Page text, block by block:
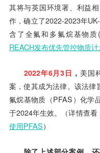
其将与英国环境署、利益
作，确立了2022-2023年
含了全氟和多氟烷基物
REACH发布优先管控物质
2022年6月3日 ， 美国
案，使其成为法律。该法律
氟烷基物质（PFAS）化学
于2024年生效。（详情查看
使用PFAS）